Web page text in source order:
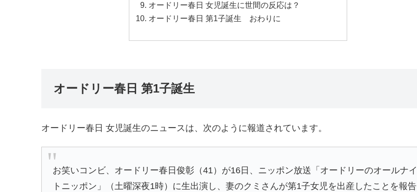
オードリー春日 女児誕生に世間の反応は？
オードリー春日 第1子誕生 おわりに
オードリー春日 第1子誕生
オードリー春日 女児誕生のニュースは、次のように報道されています。
お笑いコンビ、オードリー春日俊彰（41）が16日、ニッポン放送「オードリーのオールナイ
トニッポン」（土曜深夜1時）に生出演し、妻のクミさんが第1子女児を出産したことを報告